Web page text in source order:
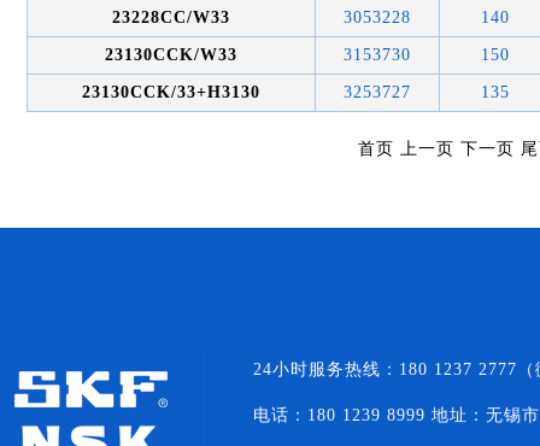
23228CC/W33 3053228 140
23130CCK/W33 3153730 150
23130CCK/33+H3130 3253727 135
首页 上一页 下一页
24小时服务热线：180 1237 2777
电话：180 1239 8999 地址：无锡